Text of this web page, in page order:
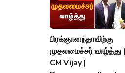
பிரக்ஞானந்தாவிற்கு
முதலமைச்சர் வாழ்த்து |
CM Vijay |